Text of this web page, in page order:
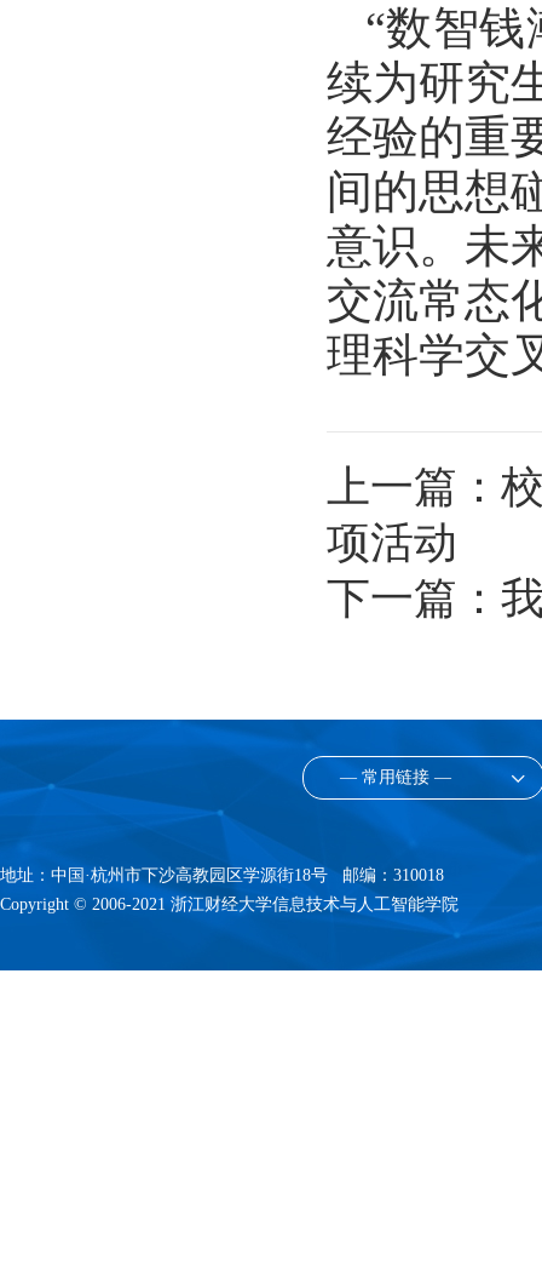
“数智
续为研究
经验的重
间的思想
意识。未
交流常态
理科学交
上一篇：
项活动
下一篇：
— 常用链接 —
地址：中国·杭州市下沙高教园区学源街18号 邮编：310018
Copyright © 2006-2021 浙江财经大学信息技术与人工智能学院